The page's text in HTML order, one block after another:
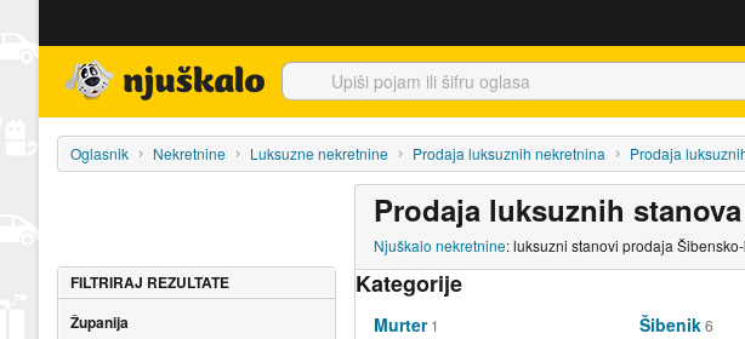
Oglasnik Nekretnine Luksuzne nekretnine Prodaja luksuznih nekretnina Prodaja
Prodaja luksuznih
Njuškalo nekretnine: luksuzni stanovi prodaja
Kategorije
Murter 1 Šibenik6
FILTRIRAJ REZULTATE
Županija